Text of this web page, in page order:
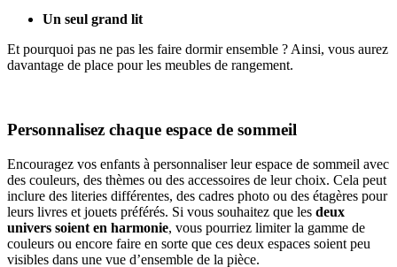
Un seul grand lit
Et pourquoi pas ne pas les faire dormir ensemble ? Ainsi, vous aurez
davantage de place pour les meubles de rangement.
Personnalisez chaque espace de sommeil
Encouragez vos enfants à personnaliser leur espace de sommeil avec
des couleurs, des thèmes ou des accessoires de leur choix. Cela peut
inclure des literies différentes, des cadres photo ou des étagères pour
leurs livres et jouets préférés. Si vous souhaitez que les deux
univers soient en harmonie, vous pourriez limiter la gamme de
couleurs ou encore faire en sorte que ces deux espaces soient peu
visibles dans une vue d’ensemble de la pièce.